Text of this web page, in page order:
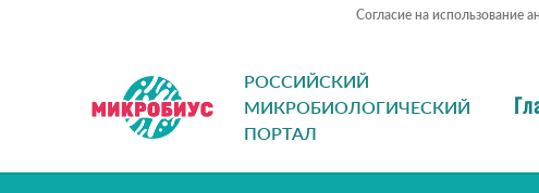
Согласие на использование
РОССИЙСКИЙ
МИКРОБИОЛОГИЧЕСКИЙ
ПОРТАЛ